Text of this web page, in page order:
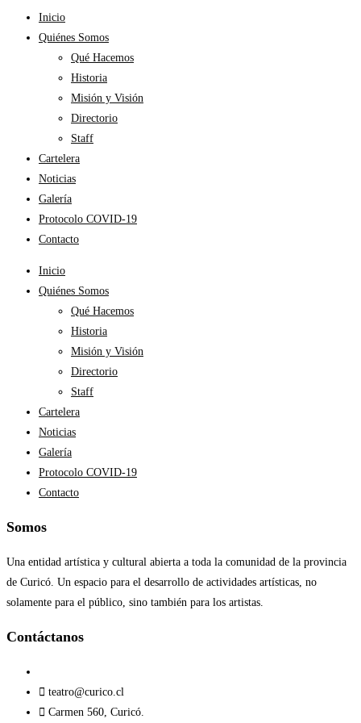
Inicio
Quiénes Somos
Qué Hacemos
Historia
Misión y Visión
Directorio
Staff
Cartelera
Noticias
Galería
Protocolo COVID-19
Contacto
Inicio
Quiénes Somos
Qué Hacemos
Historia
Misión y Visión
Directorio
Staff
Cartelera
Noticias
Galería
Protocolo COVID-19
Contacto
Somos
Una entidad artística y cultural abierta a toda la comunidad de la provincia
de Curicó. Un espacio para el desarrollo de actividades artísticas, no
solamente para el público, sino también para los artistas.
Contáctanos​
teatro@curico.cl
Carmen 560, Curicó.